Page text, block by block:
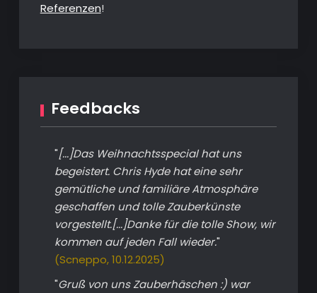
Referenzen!
Feedbacks
"[...]Das Weihnachtsspecial hat uns
begeistert. Chris Hyde hat eine sehr
gemütliche und familiäre Atmosphäre
geschaffen und tolle Zauberkünste
vorgestellt.[...]Danke für die tolle Show, wir
kommen auf jeden Fall wieder."
(Scneppo, 10.12.2025)
"Gruß von uns Zauberhäschen :) war